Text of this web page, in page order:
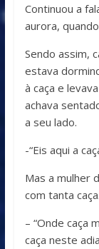
Continuou a
aurora,
Sendo assim,
estava
à caça e
achava
a seu lado.
-“Eis aqui a
Mas a mulher
com tanta caça.
– “Onde caça
caça neste